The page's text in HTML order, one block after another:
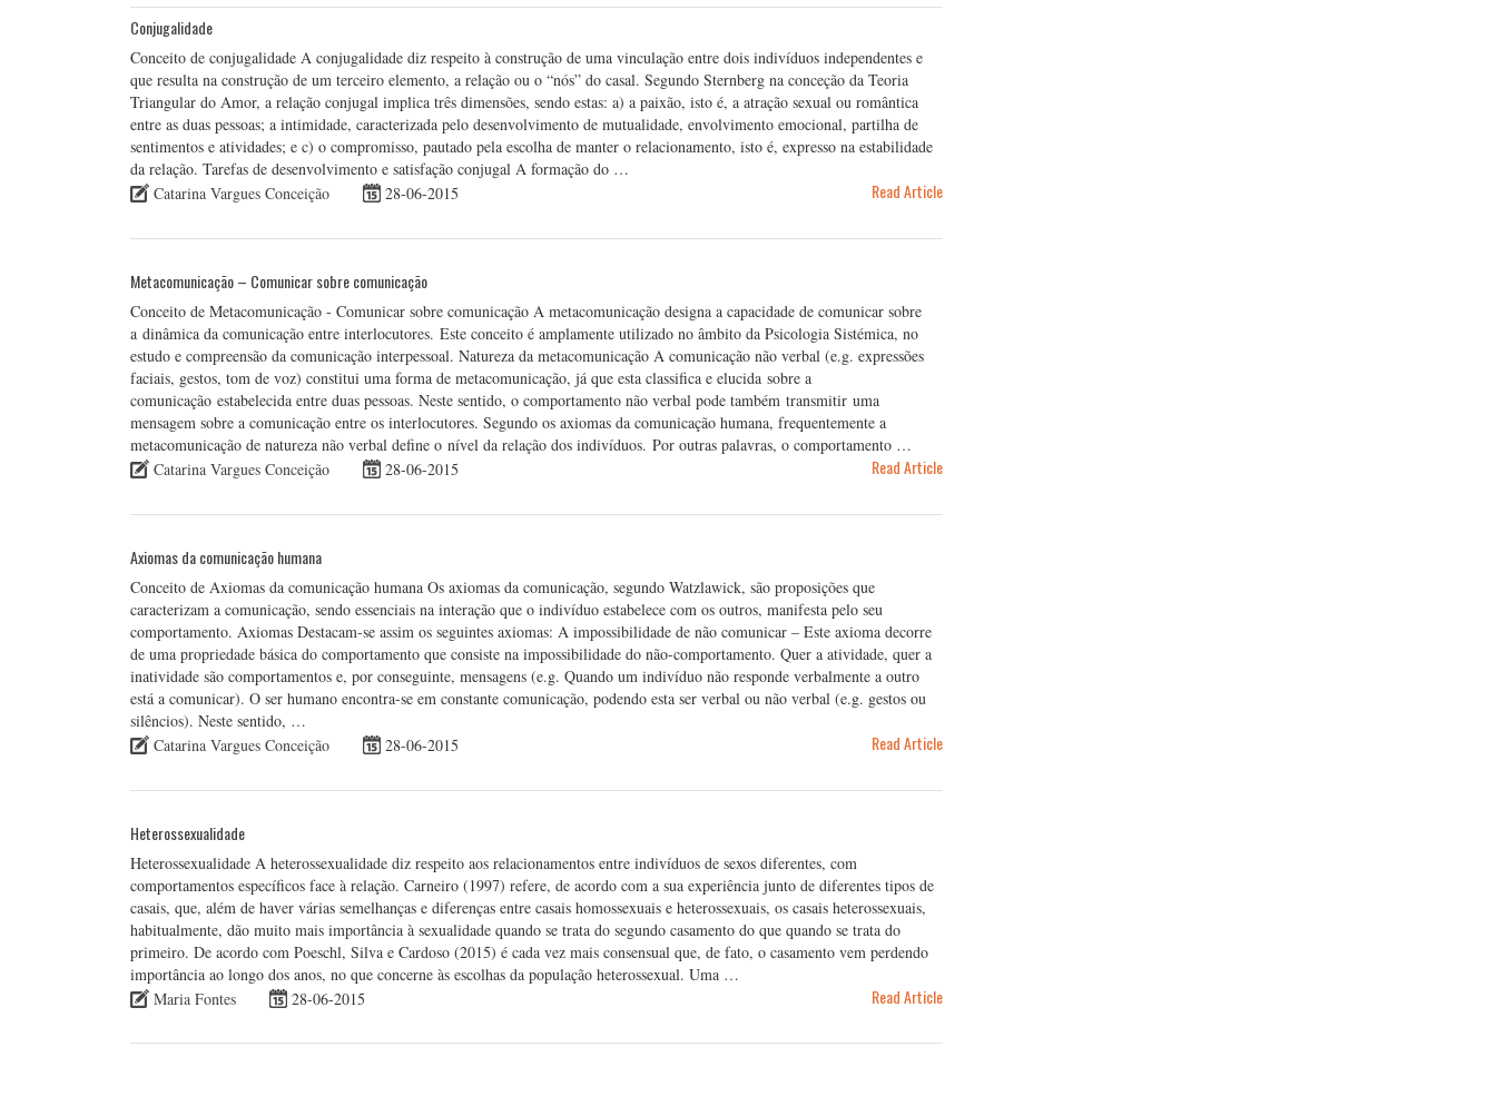
Conjugalidade
Conceito de conjugalidade A conjugalidade diz respeito à construção de uma vinculação entre dois indivíduos independentes e
que resulta na construção de um terceiro elemento, a relação ou o “nós” do casal. Segundo Sternberg na conceção da Teoria
Triangular do Amor, a relação conjugal implica três dimensões, sendo estas: a) a paixão, isto é, a atração sexual ou romântica
entre as duas pessoas; a intimidade, caracterizada pelo desenvolvimento de mutualidade, envolvimento emocional, partilha de
sentimentos e atividades; e c) o compromisso, pautado pela escolha de manter o relacionamento, isto é, expresso na estabilidade
da relação. Tarefas de desenvolvimento e satisfação conjugal A formação do …
Catarina Vargues Conceição
28-06-2015 Read Article
Metacomunicação – Comunicar sobre comunicação
Conceito de Metacomunicação - Comunicar sobre comunicação A metacomunicação designa a capacidade de comunicar sobre
a dinâmica da comunicação entre interlocutores. Este conceito é amplamente utilizado no âmbito da Psicologia Sistémica, no
estudo e compreensão da comunicação interpessoal. Natureza da metacomunicação A comunicação não verbal (e.g. expressões
faciais, gestos, tom de voz) constitui uma forma de metacomunicação, já que esta classifica e elucida sobre a
comunicação estabelecida entre duas pessoas. Neste sentido, o comportamento não verbal pode também transmitir uma
mensagem sobre a comunicação entre os interlocutores. Segundo os axiomas da comunicação humana, frequentemente a
metacomunicação de natureza não verbal define o nível da relação dos indivíduos. Por outras palavras, o comportamento …
Catarina Vargues Conceição
28-06-2015 Read Article
Axiomas da comunicação humana
Conceito de Axiomas da comunicação humana Os axiomas da comunicação, segundo Watzlawick, são proposições que
caracterizam a comunicação, sendo essenciais na interação que o indivíduo estabelece com os outros, manifesta pelo seu
comportamento. Axiomas Destacam-se assim os seguintes axiomas: A impossibilidade de não comunicar – Este axioma decorre
de uma propriedade básica do comportamento que consiste na impossibilidade do não-comportamento. Quer a atividade, quer a
inatividade são comportamentos e, por conseguinte, mensagens (e.g. Quando um indivíduo não responde verbalmente a outro
está a comunicar). O ser humano encontra-se em constante comunicação, podendo esta ser verbal ou não verbal (e.g. gestos ou
silêncios). Neste sentido, …
Catarina Vargues Conceição
28-06-2015 Read Article
Heterossexualidade
Heterossexualidade A heterossexualidade diz respeito aos relacionamentos entre indivíduos de sexos diferentes, com
comportamentos específicos face à relação. Carneiro (1997) refere, de acordo com a sua experiência junto de diferentes tipos de
casais, que, além de haver várias semelhanças e diferenças entre casais homossexuais e heterossexuais, os casais heterossexuais,
habitualmente, dão muito mais importância à sexualidade quando se trata do segundo casamento do que quando se trata do
primeiro. De acordo com Poeschl, Silva e Cardoso (2015) é cada vez mais consensual que, de fato, o casamento vem perdendo
importância ao longo dos anos, no que concerne às escolhas da população heterossexual. Uma …
Maria Fontes
28-06-2015 Read Article